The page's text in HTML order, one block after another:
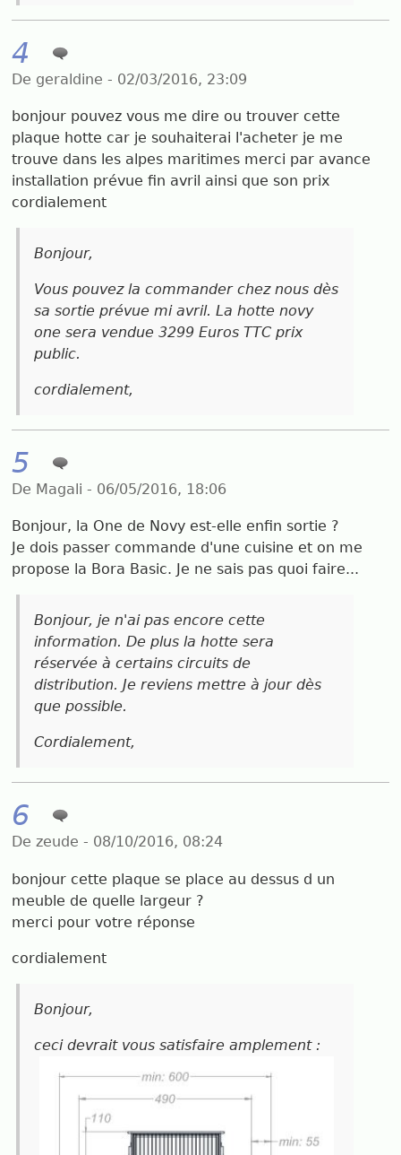
4
De geraldine - 02/03/2016, 23:09
bonjour pouvez vous me dire ou trouver cette
plaque hotte car je souhaiterai l'acheter je me
trouve dans les alpes maritimes merci par avance
installation prévue fin avril ainsi que son prix
cordialement
Bonjour,
Vous pouvez la commander chez nous dès
sa sortie prévue mi avril. La hotte novy
one sera vendue 3299 Euros TTC prix
public.
cordialement,
5
De Magali - 06/05/2016, 18:06
Bonjour, la One de Novy est-elle enfin sortie ?
Je dois passer commande d'une cuisine et on me
propose la Bora Basic. Je ne sais pas quoi faire...
Bonjour, je n'ai pas encore cette
information. De plus la hotte sera
réservée à certains circuits de
distribution. Je reviens mettre à jour dès
que possible.
Cordialement,
6
De zeude - 08/10/2016, 08:24
bonjour cette plaque se place au dessus d un
meuble de quelle largeur ?
merci pour votre réponse
cordialement
Bonjour,
ceci devrait vous satisfaire amplement :